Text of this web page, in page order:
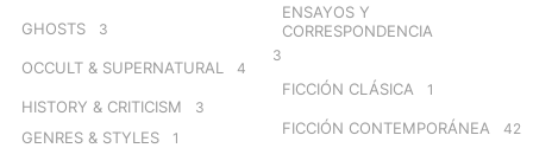
GHOSTS 3
OCCULT & SUPERNATURAL 4
HISTORY & CRITICISM 3
GENRES & STYLES 1
ENSAYOS Y
CORRESPONDENCIA
3
FICCIÓN CLÁSICA 1
FICCIÓN CONTEMPORÁNEA 42